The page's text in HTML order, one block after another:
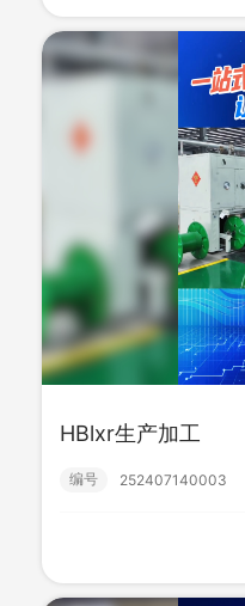
HBlxr新图耐火材料
HBlxr生产加工
编号 252407140003